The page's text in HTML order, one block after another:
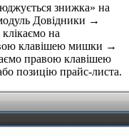
знижка» на
Довідники →
на
клавішею мишки →
правою клавішею
позицію прайс-листа.